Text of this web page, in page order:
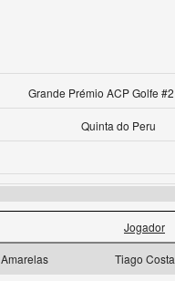
Grande Prémio ACP Golfe
Quinta do Peru
Jogador
Amarelas
Tiago Costa